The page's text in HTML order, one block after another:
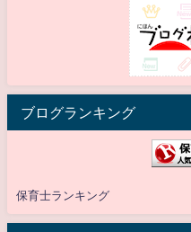
ブログランキング
保育士ランキング